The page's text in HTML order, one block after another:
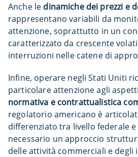
Anche le dinamiche dei prezzi e
rappresentano variabili da
attenzione, soprattutto in un
caratterizzato da crescente
interruzioni nelle catene di
Infine, operare negli Stati Uniti
particolare attenzione agli
normativa e contrattualistica
regolatorio americano è
differenziato tra livello federale
necessario un approccio
delle attività commerciali e degli